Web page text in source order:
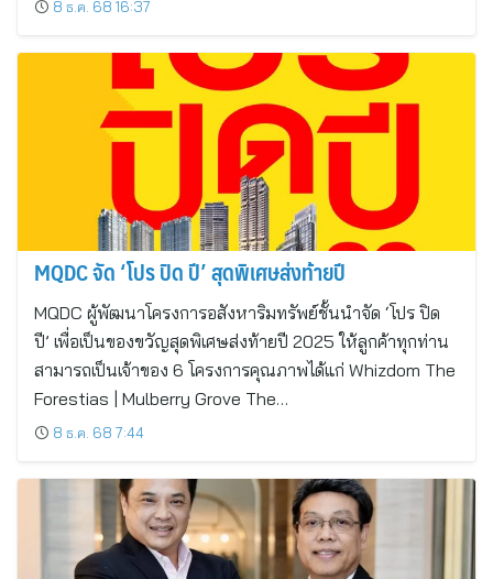
8 ธ.ค. 68 16:37
MQDC จัด ‘โปร ปิด ปี’ สุดพิเศษส่งท้ายปี
MQDC ผู้พัฒนาโครงการอสังหาริมทรัพย์ชั้นนำจัด ‘โปร ปิด
ปี’ เพื่อเป็นของขวัญสุดพิเศษส่งท้ายปี 2025 ให้ลูกค้าทุกท่าน
สามารถเป็นเจ้าของ 6 โครงการคุณภาพได้แก่ Whizdom The
Forestias | Mulberry Grove The…
8 ธ.ค. 68 7:44